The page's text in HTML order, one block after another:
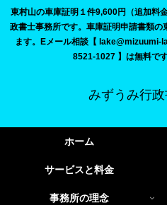
東村山の車庫証明１件9,600円（追加料
政書士事務所です。車庫証明申請書類
ます。Eメール相談【 lake@mizuumi-
8521-1027 】は無料で
みずうみ行
ホーム
サービスと料金
事務所の理念